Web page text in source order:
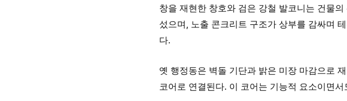
창을 재현한 창호와 검은 강철 발코니는 건물
섰으며, 노출 콘크리트 구조가 상부를 감싸며
다.
옛 행정동은 벽돌 기단과 밝은 미장 마감으로
코어로 연결된다. 이 코어는 기능적 요소이면